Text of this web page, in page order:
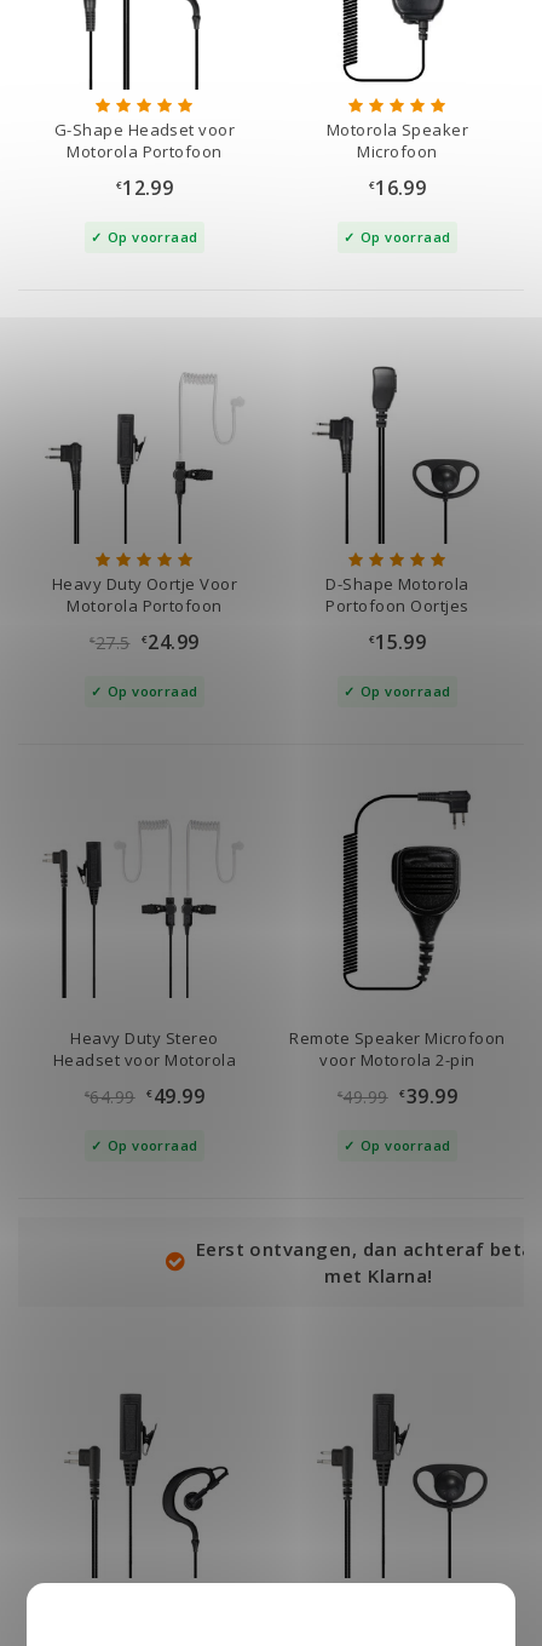
G-Shape Headset voor
Motorola Portofoon
€12.99
Op voorraad
Motorola Speaker
Microfoon
€16.99
Op voorraad
Heavy Duty Oortje Voor
Motorola Portofoon
€27.5 €24.99
Op voorraad
D-Shape Motorola
Portofoon Oortjes
€15.99
Op voorraad
Heavy Duty Stereo
Headset voor Motorola
€64.99 €49.99
Op voorraad
Remote Speaker Microfoon
voor Motorola 2-pin
€49.99 €39.99
Op voorraad
Eerst ontvangen, dan achteraf betalen
met Klarna!